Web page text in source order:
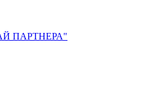
ПАРТНЕРА"